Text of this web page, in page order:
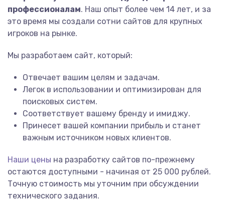
профессионалам. Наш опыт более чем 14 лет, и за
это время мы создали сотни сайтов для крупных
игроков на рынке.
Мы разработаем сайт, который:
Отвечает вашим целям и задачам.
Легок в использовании и оптимизирован для
поисковых систем.
Соответствует вашему бренду и имиджу.
Принесет вашей компании прибыль и станет
важным источником новых клиентов.
Наши цены на разработку сайтов по-прежнему
остаются доступными - начиная от 25 000 рублей.
Точную стоимость мы уточним при обсуждении
технического задания.